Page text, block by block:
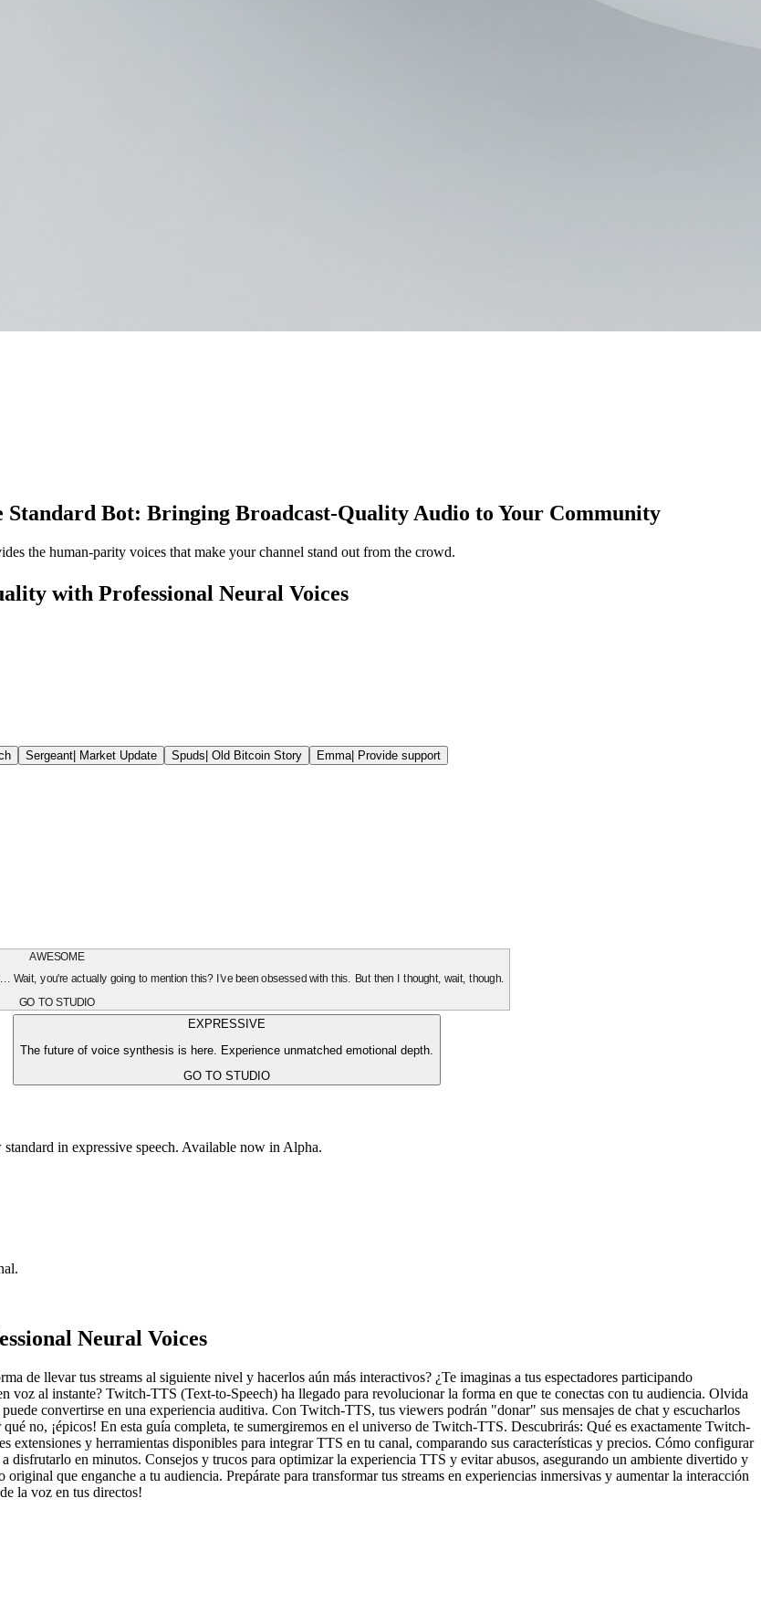
Standard Bot: Bringing Broadcast-Quality Audio to Your Community
the human-parity voices that make your channel stand out from the crowd.
with Professional Neural Voices
Sergeant| Market Update Spuds| Old Bitcoin Story Emma| Provide support
AWESOME
Wait, you're actually going to mention this? I've been obsessed with this. But then I thought, wait, though.
GO TO STUDIO
EXPRESSIVE
The future of voice synthesis is here. Experience unmatched emotional depth.
GO TO STUDIO
in expressive speech. Available now in Alpha.
Neural Voices
de llevar tus streams al siguiente nivel y hacerlos aún más interactivos? ¿Te imaginas a tus espectadores participando
voz al instante? Twitch-TTS (Text-to-Speech) ha llegado para revolucionar la forma en que te conectas con tu audiencia. Olvida
convertirse en una experiencia auditiva. Con Twitch-TTS, tus viewers podrán "donar" sus mensajes de chat y escucharlos
no, ¡épicos! En esta guía completa, te sumergiremos en el universo de Twitch-TTS. Descubrirás: Qué es exactamente Twitch-
y herramientas disponibles para integrar TTS en tu canal, comparando sus características y precios. Cómo configurar
disfrutarlo en minutos. Consejos y trucos para optimizar la experiencia TTS y evitar abusos, asegurando un ambiente divertido y
que enganche a tu audiencia. Prepárate para transformar tus streams en experiencias inmersivas y aumentar la interacción
la voz en tus directos!